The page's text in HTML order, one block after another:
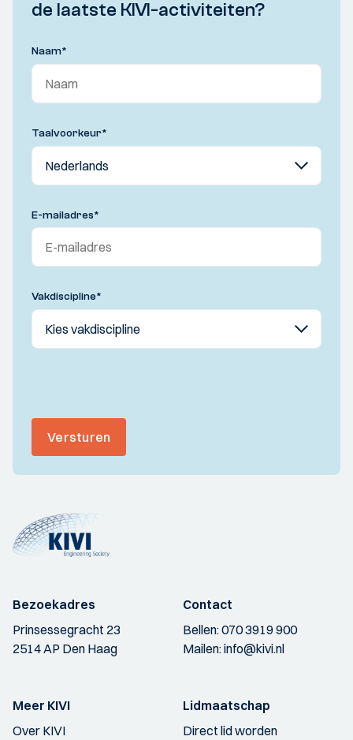
de laatste KIVI-activiteiten?
Naam*
Taalvoorkeur*
E-mailadres*
Vakdiscipline*
Versturen
Bezoekadres
Prinsessegracht 23
2514 AP Den Haag
Contact
Bellen:070 3919 900
Mailen:info@kivi.nl
Meer KIVI
Over KIVI
Lidmaatschap
Direct lid worden